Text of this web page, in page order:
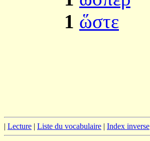
1 ὥστε
| Lecture | Liste du vocabulaire | Index inverse